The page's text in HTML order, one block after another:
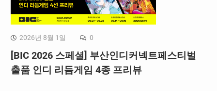
2026년 8월 1일 0
[BIC 2026 스페셜] 부산인디커넥트페스티벌
출품 인디 리듬게임 4종 프리뷰